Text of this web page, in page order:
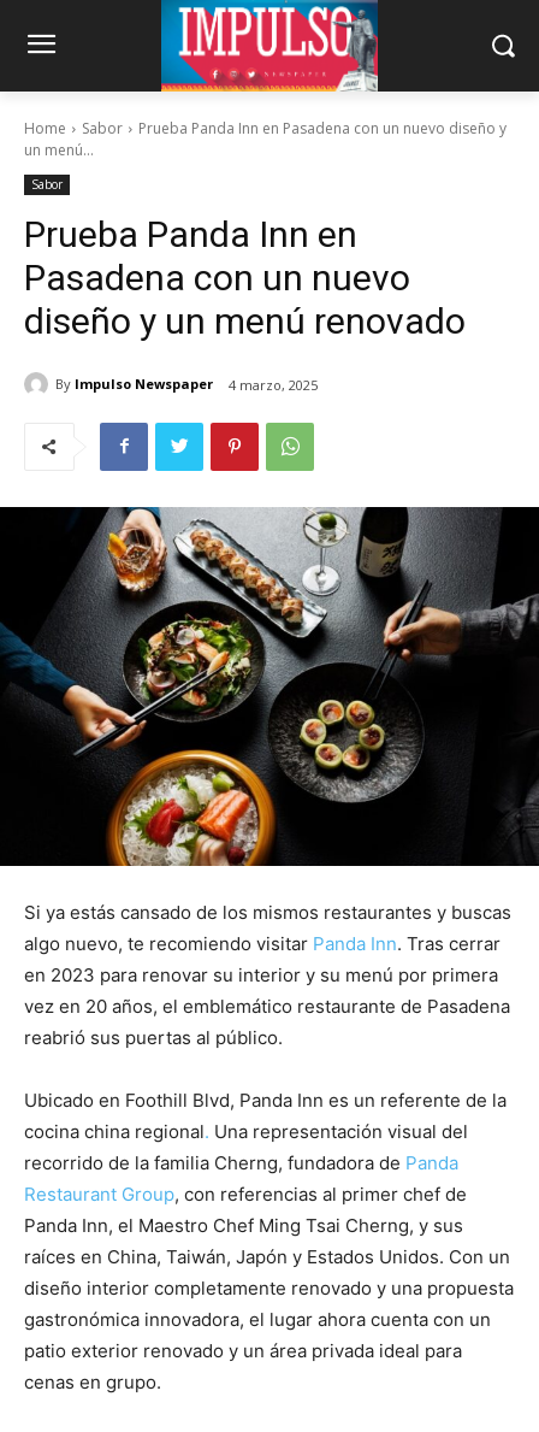
Home Sabor
Prueba Panda Inn en Pasadena con un nuevo diseño y
un menú...
Sabor
Prueba Panda Inn en
Pasadena con un nuevo
diseño y un menú renovado
By Impulso Newspaper 4 marzo, 2025
Si ya estás cansado de los mismos restaurantes y buscas
algo nuevo, te recomiendo visitar Panda Inn. Tras cerrar
en 2023 para renovar su interior y su menú por primera
vez en 20 años, el emblemático restaurante de Pasadena
reabrió sus puertas al público.
Ubicado en Foothill Blvd, Panda Inn es un referente de la
cocina china regional. Una representación visual del
recorrido de la familia Cherng, fundadora de Panda
Restaurant Group, con referencias al primer chef de
Panda Inn, el Maestro Chef Ming Tsai Cherng, y sus
raíces en China, Taiwán, Japón y Estados Unidos. Con un
diseño interior completamente renovado y una propuesta
gastronómica innovadora, el lugar ahora cuenta con un
patio exterior renovado y un área privada ideal para
cenas en grupo.